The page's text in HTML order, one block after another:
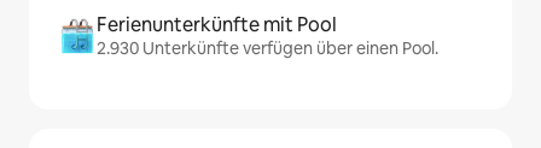
Ferienunterkünfte mit Pool
2.930 Unterkünfte verfügen über einen Pool.